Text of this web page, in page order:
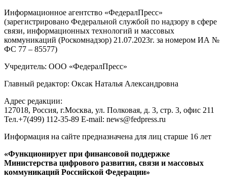
Информационное агентство «ФедералПресс»
(зарегистрировано Федеральной службой по надзору в сфере
связи, информационных технологий и массовых
коммуникаций (Роскомнадзор) 21.07.2023г. за номером ИА №
ФС 77 – 85577)
Учредитель: ООО «ФедералПресс»
Главный редактор: Оксак Наталья Александровна
Адрес редакции:
127018, Россия, г.Москва, ул. Полковая, д. 3, стр. 3, офис 211
Тел.+7(499) 112-35-89 E-mail: news@fedpress.ru
Информация на сайте предназначена для лиц старше 16 лет
«Функционирует при финансовой поддержке
Министерства цифрового развития, связи и массовых
коммуникаций Российской Федерации»